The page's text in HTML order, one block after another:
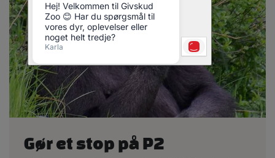
Gør et stop på P2